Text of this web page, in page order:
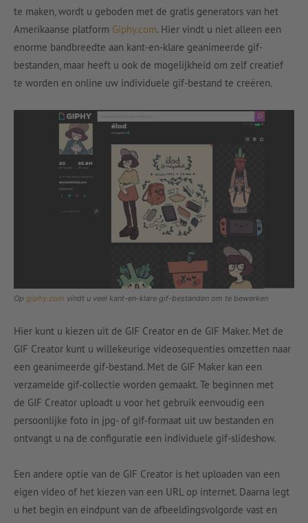
te maken, wordt u geboden met de gratis generators van het
Amerikaanse platform Giphy.com. Hier vindt u niet alleen een
enorme bandbreedte aan kant-en-klare geanimeerde gif-
bestanden, maar heeft u ook de mogelijkheid om zelf creatief
te worden en online uw individuele gif-bestand te creëren.
Op giphy.com vindt u veel kant-en-klare gif-bestanden om te bewerken
Hier kunt u kiezen uit de GIF Creator en de GIF Maker. Met de
GIF Creator kunt u willekeurige videosequenties omzetten naar
een geanimeerde gif-bestand. Met de GIF Maker kan een
verzamelde gif-collectie worden gemaakt. Te beginnen met
de GIF Creator uploadt u voor het gebruik eenvoudig een
persoonlijke foto in jpg- of gif-formaat uit uw bestanden en
ontvangt u na de configuratie een individuele gif-slideshow.
Een andere optie van de GIF Creator is het uploaden van een
eigen video of het kiezen van een URL op internet. Daarna legt
u het begin en eindpunt van de afbeeldingsvolgorde vast en